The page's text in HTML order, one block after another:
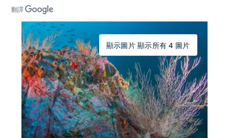
翻譯
顯示圖片 顯示所有 4 圖片